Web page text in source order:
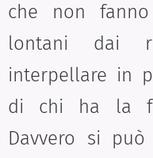
che non
lontani dai
interpellare in
di chi ha la
Davvero si